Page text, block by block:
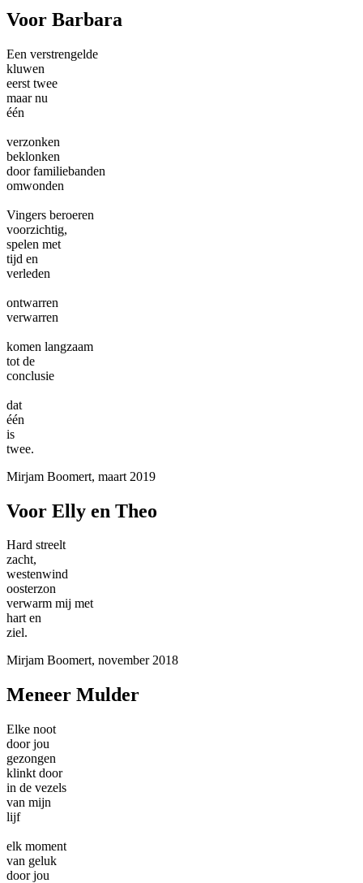
Voor Barbara
Een verstrengelde
kluwen
eerst twee
maar nu
één
verzonken
beklonken
door familiebanden
omwonden
Vingers beroeren
voorzichtig,
spelen met
tijd en
verleden
ontwarren
verwarren
komen langzaam
tot de
conclusie
dat
één
is
twee.
Mirjam Boomert, maart 2019
Voor Elly en Theo
Hard streelt
zacht,
westenwind
oosterzon
verwarm mij met
hart en
ziel.
Mirjam Boomert, november 2018
Meneer Mulder
Elke noot
door jou
gezongen
klinkt door
in de vezels
van mijn
lijf
elk moment
van geluk
door jou